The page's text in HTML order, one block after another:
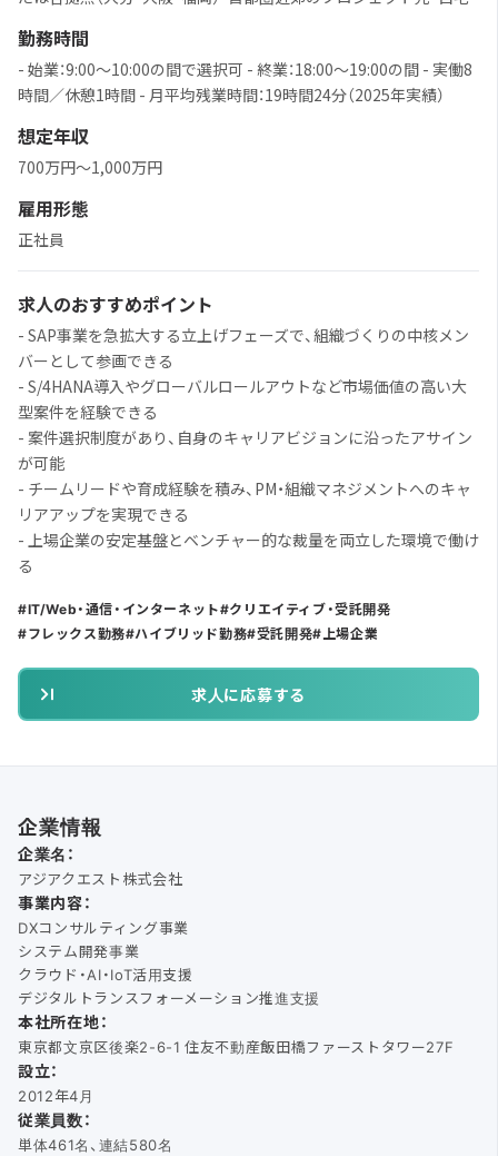
勤務時間
- 始業：9:00〜10:00の間で選択可 - 終業：18:00〜19:00の間 - 実働8
時間／休憩1時間 - 月平均残業時間：19時間24分（2025年実績）
想定年収
700万円～1,000万円
雇用形態
正社員
求人のおすすめポイント
- SAP事業を急拡大する立上げフェーズで、組織づくりの中核メン
バーとして参画できる
- S/4HANA導入やグローバルロールアウトなど市場価値の高い大
型案件を経験できる
- 案件選択制度があり、自身のキャリアビジョンに沿ったアサイン
が可能
- チームリードや育成経験を積み、PM・組織マネジメントへのキャ
リアアップを実現できる
- 上場企業の安定基盤とベンチャー的な裁量を両立した環境で働け
る
IT/Web・通信・インターネット
クリエイティブ・受託開発
フレックス勤務 ハイブリッド勤務 受託開発 上場企業
求人に応募する
企業情報
企業名：
アジアクエスト株式会社
事業内容：
DXコンサルティング事業
システム開発事業
クラウド・AI・IoT活用支援
デジタルトランスフォーメーション推進支援
本社所在地：
東京都文京区後楽2-6-1 住友不動産飯田橋ファーストタワー27F
設立：
2012年4月
従業員数：
単体461名、連結580名